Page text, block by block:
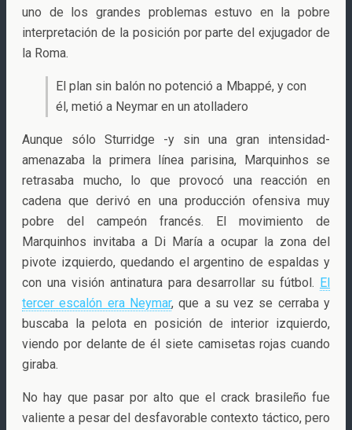
uno de los grandes problemas estuvo en la pobre
interpretación de la posición por parte del exjugador de
la Roma.
El plan sin balón no potenció a Mbappé, y con
él, metió a Neymar en un atolladero
Aunque sólo Sturridge -y sin una gran intensidad-
amenazaba la primera línea parisina, Marquinhos se
retrasaba mucho, lo que provocó una reacción en
cadena que derivó en una producción ofensiva muy
pobre del campeón francés. El movimiento de
Marquinhos invitaba a Di María a ocupar la zona del
pivote izquierdo, quedando el argentino de espaldas y
con una visión antinatura para desarrollar su fútbol. El
tercer escalón era Neymar, que a su vez se cerraba y
buscaba la pelota en posición de interior izquierdo,
viendo por delante de él siete camisetas rojas cuando
giraba.
No hay que pasar por alto que el crack brasileño fue
valiente a pesar del desfavorable contexto táctico, pero